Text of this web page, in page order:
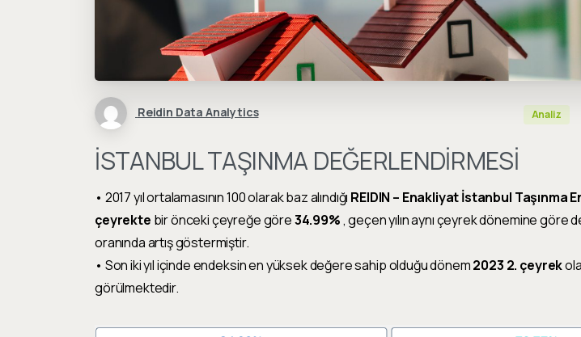
Reidin Data Analytics Analiz
İSTANBUL TAŞINMA DEĞERLENDİRMESİ
• 2017 yıl ortalamasının 100 olarak baz alındığı REIDIN – Enakliyat İstanbul Taşınma
çeyrekte bir önceki çeyreğe göre34.99%, geçen yılın aynı çeyrek dönemine göre
oranında artış göstermiştir.
• Son iki yıl içinde endeksin en yüksek değere sahip olduğu dönem2023 2. çeyrek
görülmektedir.